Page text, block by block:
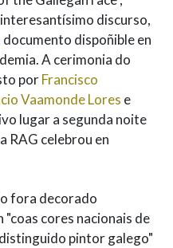
interesantísimo discurso,
documento dispoñible en
A cerimonia do
porFrancisco
Vaamonde Lores e
lugar a segunda noite
RAG celebrou en
fora decorado
cores nacionais de
pintor galego"